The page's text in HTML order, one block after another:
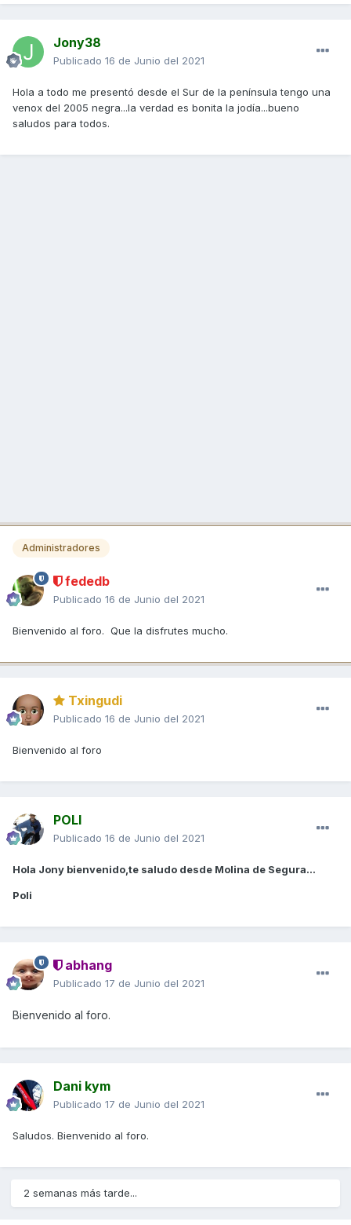
Jony38
Publicado 16 de Junio del 2021
Hola a todo me presentó desde el Sur de la península tengo una
venox del 2005 negra...la verdad es bonita la jodía...bueno
saludos para todos.
Administradores
fededb
Publicado 16 de Junio del 2021
Bienvenido al foro. Que la disfrutes mucho.
Txingudi
Publicado 16 de Junio del 2021
Bienvenido al foro
POLI
Publicado 16 de Junio del 2021
Hola Jony bienvenido,te saludo desde Molina de Segura...
Poli
abhang
Publicado 17 de Junio del 2021
Bienvenido al foro.
Dani kym
Publicado 17 de Junio del 2021
Saludos. Bienvenido al foro.
2 semanas más tarde...